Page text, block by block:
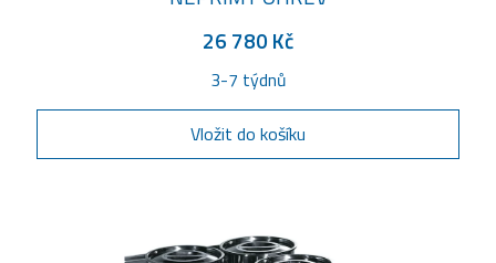
26 780 Kč
3-7 týdnů
Vložit do košíku